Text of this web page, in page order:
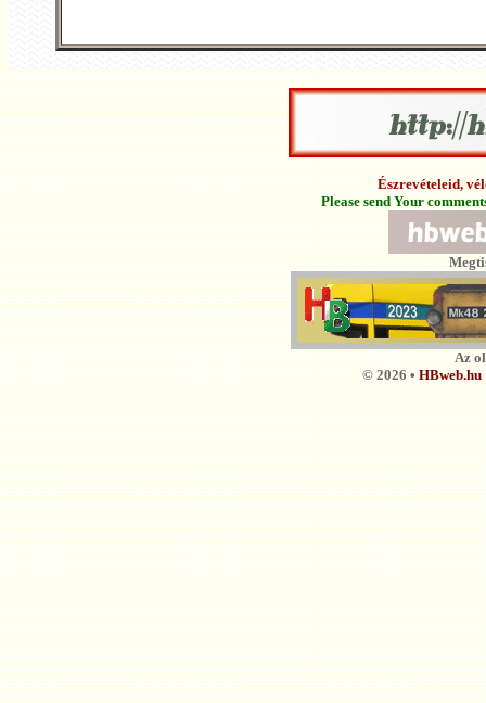
Észrevételeid,
Please send Your
Az
© 2026 •HBweb.hu